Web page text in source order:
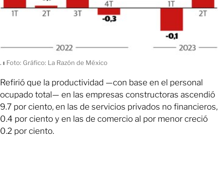
. ı Foto: Gráfico: La Razón de México
Refirió que la productividad —con base en el personal
ocupado total— en las empresas constructoras ascendió
9.7 por ciento, en las de servicios privados no financieros,
0.4 por ciento y en las de comercio al por menor creció
0.2 por ciento.